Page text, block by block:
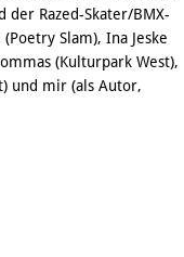
Razed-Skater/BMX-
Slam), Ina Jeske
(Kulturpark West),
und mir (als Autor,